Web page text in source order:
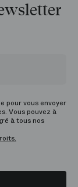
pour vous envoyer
Vous pouvez à
à tous nos